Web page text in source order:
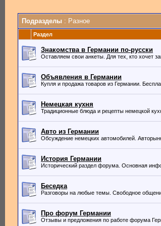
Подразделы : Разное
Раздел
Знакомства в Германии по-русски
Оставляем свои анкеты. Для тех, кто хочет
Объявления в Германии
Купля и продажа товаров из Германии.
Немецкая кухня
Традиционные блюда и рецепты немецкой
Авто из Германии
Обсуждение немецких автомобилей.
История Германии
Исторический раздел форума. Основная
Беседка
Разговоры на любые темы. Свободное
Про форум Германии
Отзывы и предложения по работе форума